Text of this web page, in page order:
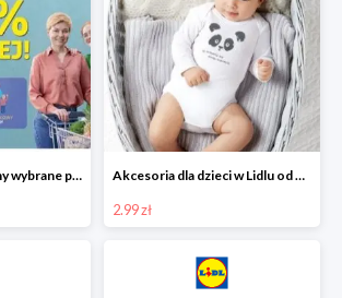
Z kartą dużej rodziny wybrane produkty w Lidlu -10% Akcesoria dla dzieci w Lidlu od 2,99 zł
2.99 zł